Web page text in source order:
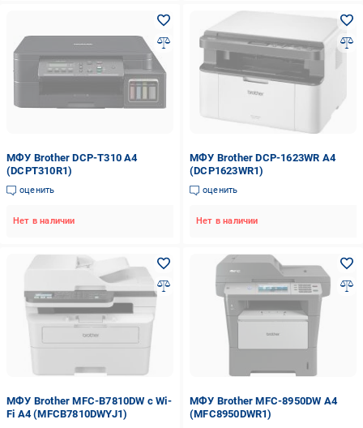
МФУ Brother DCP-T310 А4
(DCPT310R1)
оценить
Нет в наличии
МФУ Brother DCP-1623WR А4
(DCP1623WR1)
оценить
Нет в наличии
МФУ Brother MFC-B7810DW с Wi-
Fi А4 (MFCB7810DWYJ1)
МФУ Brother MFC-8950DW А4
(MFC8950DWR1)